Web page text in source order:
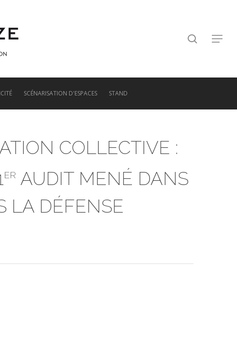
search
Menu
SCÉNARISATION D'ESPACES STAND
COLLECTIVE :
ER AUDIT MENÉ DANS
LA DÉFENSE